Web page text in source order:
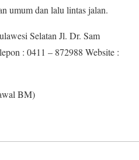
umum dan lalu lintas jalan.
Selatan Jl. Dr. Sam
: 0411 – 872988 Website :
BM)